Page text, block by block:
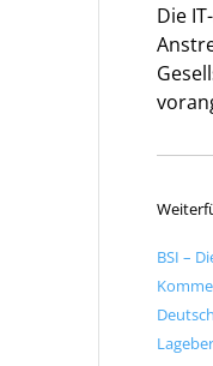
Die
BSI –